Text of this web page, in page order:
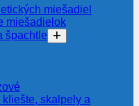
miešadiel
miešadielok
špachtle
kliešte, skalpely a